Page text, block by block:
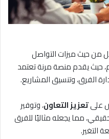
من حيث ميزات التواصل
حيث يقدم منصة مرنة تعتمد
الفرق، وتنسيق المشاريع.
علىتعزيز التعاون، وتوفير
مما يجعله مثاليًا للفرق
التغير.